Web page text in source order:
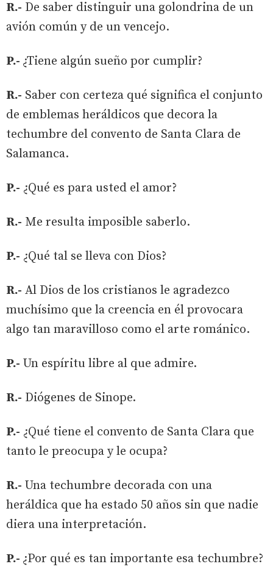
R.- De saber distinguir una golondrina de un
avión común y de un vencejo.
P.- ¿Tiene algún sueño por cumplir?
R.- Saber con certeza qué significa el conjunto
de emblemas heráldicos que decora la
techumbre del convento de Santa Clara de
Salamanca.
P.- ¿Qué es para usted el amor?
R.- Me resulta imposible saberlo.
P.- ¿Qué tal se lleva con Dios?
R.- Al Dios de los cristianos le agradezco
muchísimo que la creencia en él provocara
algo tan maravilloso como el arte románico.
P.- Un espíritu libre al que admire.
R.- Diógenes de Sinope.
P.- ¿Qué tiene el convento de Santa Clara que
tanto le preocupa y le ocupa?
R.- Una techumbre decorada con una
heráldica que ha estado 50 años sin que nadie
diera una interpretación.
P.- ¿Por qué es tan importante esa techumbre?